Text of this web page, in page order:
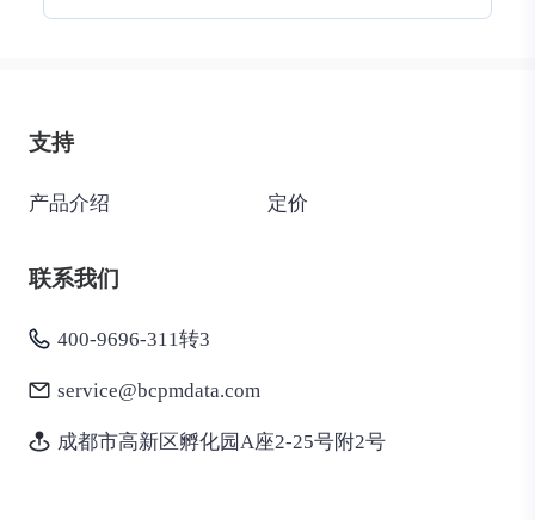
支持
产品介绍 定价
联系我们
400-9696-311转3
service@bcpmdata.com
成都市高新区孵化园A座2-25号附2号